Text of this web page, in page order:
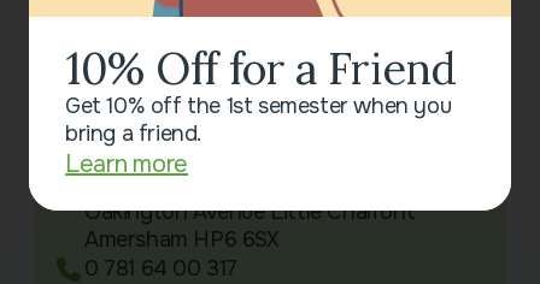
Contact Us
Little Chalfont Primary School
Oakington Avenue Little Chalfont
Amersham HP6 6SX
0 781 64 00 317
10% Off for a Friend
Get 10% off the 1st semester when you
bring a friend.
Learn more